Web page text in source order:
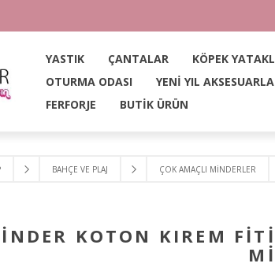
YASTIK ÇANTALAR KÖPEK
OTURMA ODASI
YENİ YIL
FERFORJE
BUTİK ÜRÜN
BAHÇE VE PLAJ ÇOK AMAÇLI MİNDERLER
KOTON KIREM